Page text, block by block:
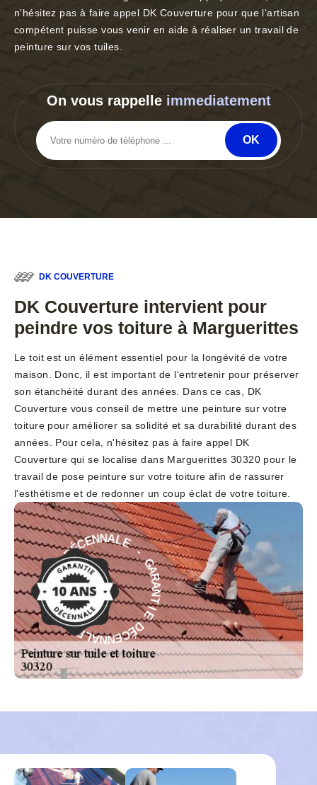
n'hésitez pas à faire appel DK Couverture pour que l'artisan
compétent puisse vous venir en aide à réaliser un travail de
peinture sur vos tuiles.
On vous rappelle immediatement
DK COUVERTURE
DK Couverture intervient pour
peindre vos toiture à Marguerittes
Le toit est un élément essentiel pour la longévité de votre
maison. Donc, il est important de l'entretenir pour préserver
son étanchéité durant des années. Dans ce cas, DK
Couverture vous conseil de mettre une peinture sur votre
toiture pour améliorer sa solidité et sa durabilité durant des
années. Pour cela, n'hésitez pas à faire appel DK
Couverture qui se localise dans Marguerittes 30320 pour le
travail de pose peinture sur votre toiture afin de rassurer
l'esthétisme et de redonner un coup éclat de votre toiture.
G
A
R
A
N
T
I
E
D
É
C
E
NNALE - GA
R
A
N
T
I
E
D
É
C
E
N
N
A
L
E
-